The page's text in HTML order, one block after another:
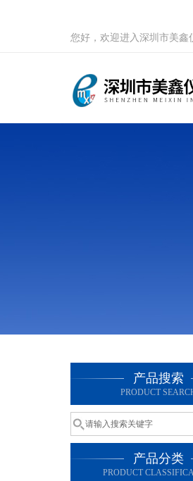
您好，欢迎进入深圳市美
产品搜索
PRODUCT
产品分类
PRODUCT